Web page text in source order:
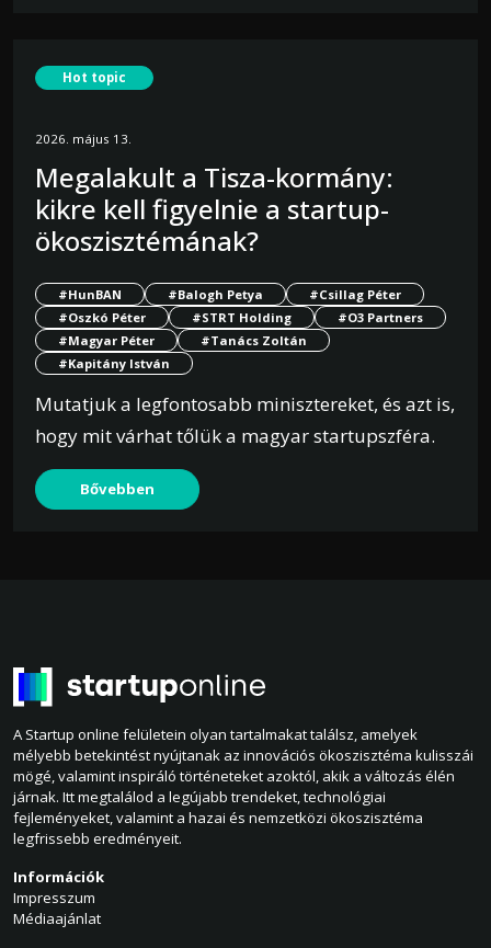
Hot topic
2026. május 13.
Megalakult a Tisza-kormány:
kikre kell figyelnie a startup-
ökoszisztémának?
#HunBAN #Balogh Petya
#Csillag Péter
#Oszkó Péter
#STRT Holding
#O3 Partners
#Magyar Péter
#Tanács Zoltán
#Kapitány István
Mutatjuk a legfontosabb minisztereket, és azt is,
hogy mit várhat tőlük a magyar startupszféra.
Bővebben
A Startup online felületein olyan tartalmakat találsz, amelyek
mélyebb betekintést nyújtanak az innovációs ökoszisztéma kulisszái
mögé, valamint inspiráló történeteket azoktól, akik a változás élén
járnak. Itt megtalálod a legújabb trendeket, technológiai
fejleményeket, valamint a hazai és nemzetközi ökoszisztéma
legfrissebb eredményeit.
Információk
Impresszum
Médiaajánlat